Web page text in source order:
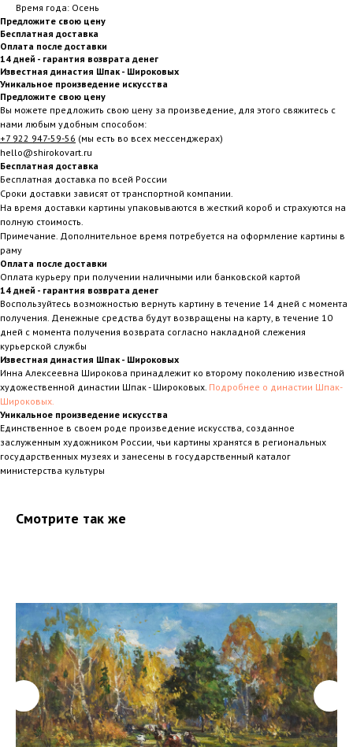
Время года: Осень
Предложите свою цену
Бесплатная доставка
Оплата после доставки
14 дней - гарантия возврата денег
Известная династия Шпак - Широковых
Уникальное произведение искусства
Предложите свою цену
Вы можете предложить свою цену за произведение, для этого свяжитесь с
нами любым удобным способом:
+7 922 947-59-56 (мы есть во всех мессенджерах)
hello@shirokovart.ru
Бесплатная доставка
Бесплатная доставка по всей России
Сроки доставки зависят от транспортной компании.
На время доставки картины упаковываются в жесткий короб и страхуются на
полную стоимость.
Примечание. Дополнительное время потребуется на оформление картины в
раму
Оплата после доставки
Оплата курьеру при получении наличными или банковской картой
14 дней - гарантия возврата денег
Воспользуйтесь возможностью вернуть картину в течение 14 дней с момента
получения. Денежные средства будут возвращены на карту, в течение 10
дней с момента получения возврата согласно накладной слежения
курьерской службы
Известная династия Шпак - Широковых
Инна Алексеевна Широкова принадлежит ко второму поколению известной
художественной династии Шпак - Широковых. Подробнее о династии Шпак-
Широковых.
Уникальное произведение искусства
Единственное в своем роде произведение искусства, созданное
заслуженным художником России, чьи картины хранятся в региональных
государственных музеях и занесены в государственный каталог
министерства культуры
Смотрите так же